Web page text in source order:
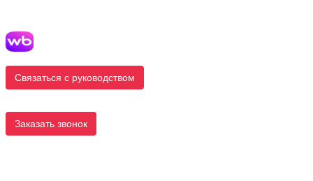
Связаться с руководством
Заказать звонок